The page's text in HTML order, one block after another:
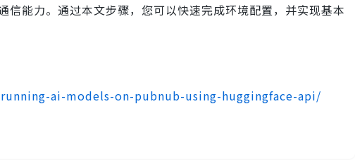
能力。通过本文步骤，您可以快速完成环境配置，并实现基本
ai-models-on-pubnub-using-huggingface-api/